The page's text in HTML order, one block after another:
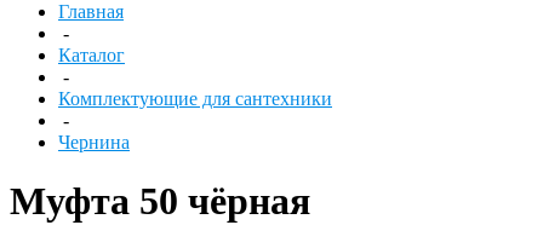
Главная
-
Каталог
-
Комплектующие для сантехники
-
Чернина
Муфта 50 чёрная